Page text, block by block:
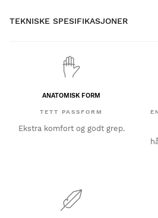
TEKNISKE SPESIFIKASJONER
ANATOMISK FORM
TETT PASSFORM
Ekstra komfort og godt grep.